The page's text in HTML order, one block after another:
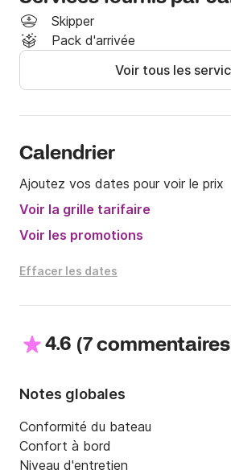
Inclus :
Assurance
Skipper : 295 €/jour
Réservez à l’avance pour garantir
Nous serons ravis de vous accueillir
Skipper
Pack d'arrivée
Voir tous les
Calendrier
Ajoutez vos dates pour voir le prix
Voir la grille tarifaire
Voir les promotions
Effacer les dates
4.6 (7 commentaires
Notes globales
Conformité du bateau
Confort à bord
Niveau d'entretien